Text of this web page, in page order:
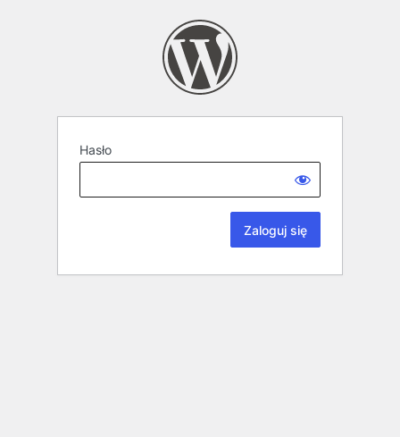
Hasło